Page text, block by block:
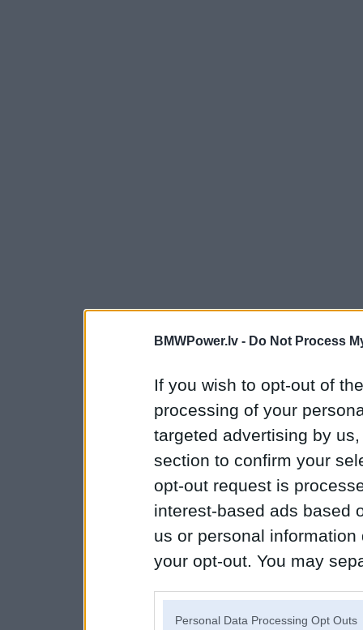
BMWPower.lv - Do Not Process
If you wish to opt-out of
processing of your
targeted advertising by
section to confirm your
opt-out request is
interest-based ads based
us or personal
your opt-out. You may
Personal Data Processing Opt Outs